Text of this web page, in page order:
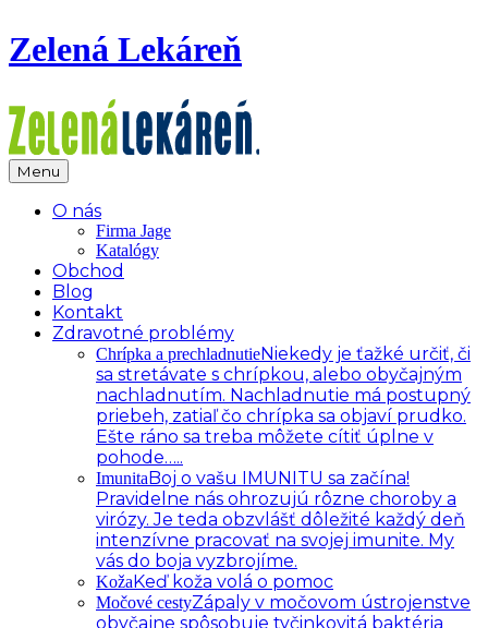
Zelená Lekáreň
Menu
O nás
Firma Jage
Katalógy
Obchod
Blog
Kontakt
Zdravotné problémy
Chrípka a prechladnutieNiekedy je ťažké určiť, či
sa stretávate s chrípkou, alebo obyčajným
nachladnutím. Nachladnutie má postupný
priebeh, zatiaľ čo chrípka sa objaví prudko.
Ešte ráno sa treba môžete cítiť úplne v
pohode…..
ImunitaBoj o vašu IMUNITU sa začína!
Pravidelne nás ohrozujú rôzne choroby a
virózy. Je teda obzvlášť dôležité každý deň
intenzívne pracovať na svojej imunite. My
vás do boja vyzbrojíme.
KožaKeď koža volá o pomoc
Močové cestyZápaly v močovom ústrojenstve
obyčajne spôsobuje tyčinkovitá baktéria